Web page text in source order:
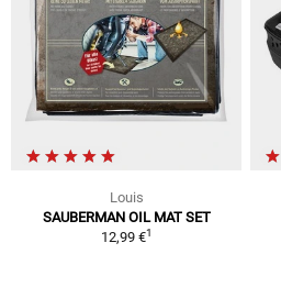
Louis
SAUBERMAN OIL MAT SET
12,99 €1